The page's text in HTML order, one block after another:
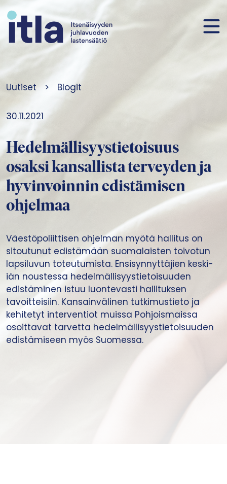
Siirry sisältöön
Uutiset > Blogit
30.11.2021
Hedelmällisyystietoisuus
osaksi kansallista terveyden ja
hyvinvoinnin edistämisen
ohjelmaa
Väestöpoliittisen ohjelman myötä hallitus on
sitoutunut edistämään suomalaisten toivotun
lapsiluvun toteutumista. Ensisynnyttäjien keski-
iän noustessa hedelmällisyystietoisuuden
edistäminen istuu luontevasti hallituksen
tavoitteisiin. Kansainvälinen tutkimustieto ja
kehitetyt interventiot muissa Pohjoismaissa
osoittavat tarvetta hedelmällisyystietoisuuden
edistämiseen myös Suomessa.